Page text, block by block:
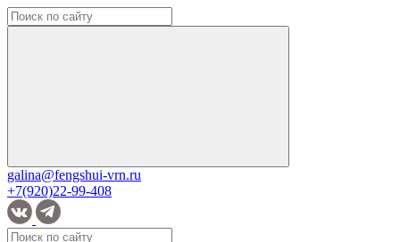
galina@fengshui-vrn.ru
+7(920)22-99-408